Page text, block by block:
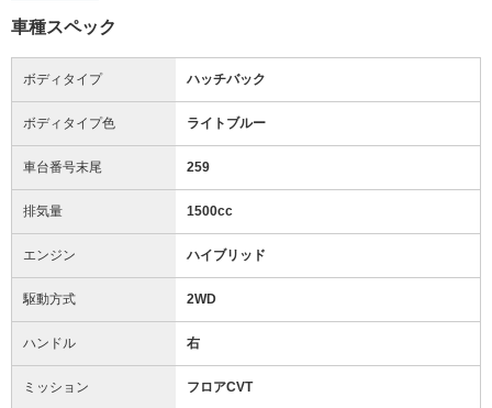
車種スペック
ボディタイプ ハッチバック
ボディタイプ色 ライトブルー
車台番号末尾 259
排気量 1500cc
エンジン ハイブリッド
駆動方式 2WD
ハンドル 右
ミッション フロアCVT